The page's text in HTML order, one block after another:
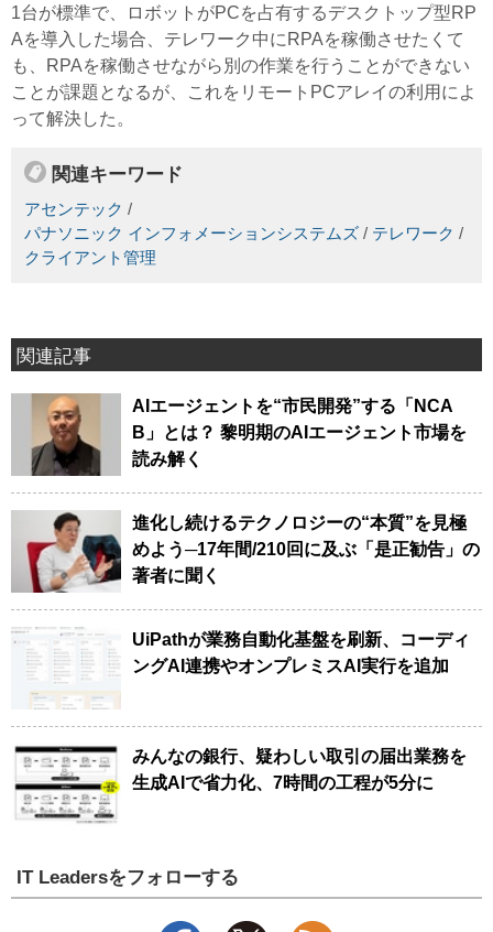
1台が標準で、ロボットがPCを占有するデスクトップ型RP
Aを導入した場合、テレワーク中にRPAを稼働させたくて
も、RPAを稼働させながら別の作業を行うことができない
ことが課題となるが、これをリモートPCアレイの利用によ
って解決した。
関連キーワード
アセンテック /
パナソニック インフォメーションシステムズ / テレワーク /
クライアント管理
関連記事
AIエージェントを“市民開発”する「NCA
B」とは？ 黎明期のAIエージェント市場を
読み解く
進化し続けるテクノロジーの“本質”を見極
めよう─17年間/210回に及ぶ「是正勧告」の
著者に聞く
UiPathが業務自動化基盤を刷新、コーディ
ングAI連携やオンプレミスAI実行を追加
みんなの銀行、疑わしい取引の届出業務を
生成AIで省力化、7時間の工程が5分に
IT Leadersをフォローする